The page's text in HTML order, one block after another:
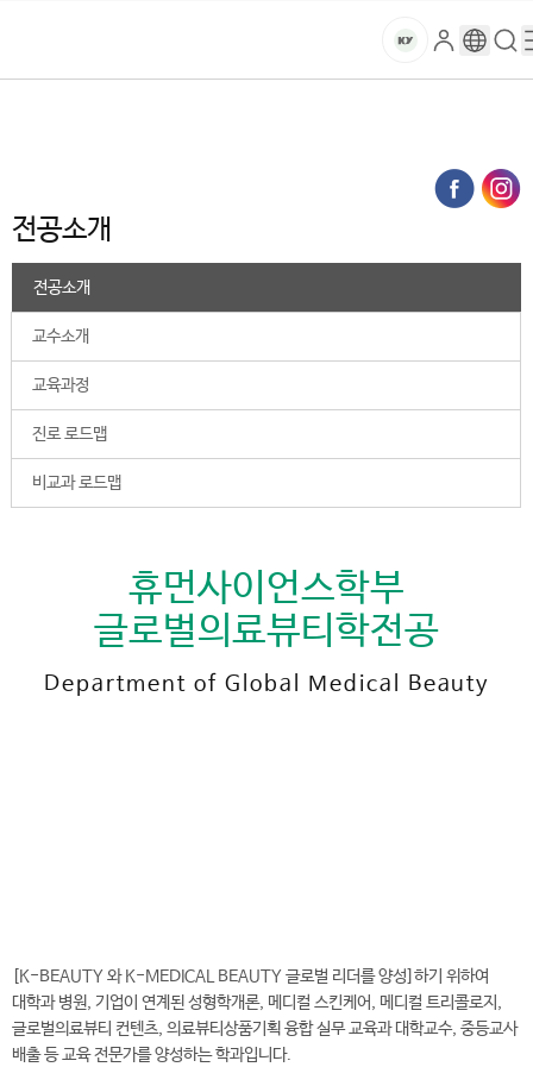
건
학
교
마
로
그
구
글
검
색
뉴
경
전공소개
전공소개
교수소개
교육과정
진로 로드맵
비교과 로드맵
휴먼사이언스학부
글로벌의료뷰티학전공
Department of Global Medical Beauty
[K-BEAUTY 와 K-MEDICAL BEAUTY 글로벌 리더를 양성]하기 위하여
대학과 병원, 기업이 연계된 성형학개론, 메디컬 스킨케어, 메디컬 트리콜로지,
글로벌의료뷰티 컨텐츠, 의료뷰티상품기획 융합 실무 교육과 대학교수, 중등교사
배출 등 교육 전문가를 양성하는 학과입니다.